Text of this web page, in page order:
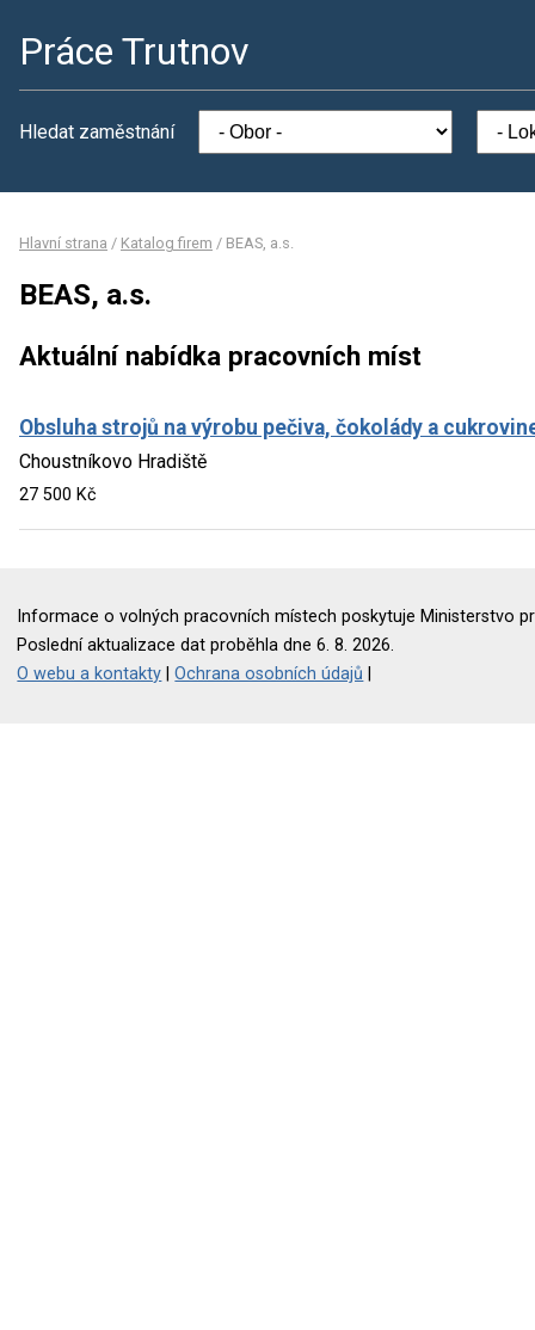
Práce Trutnov
Hledat zaměstnání
Hlavní strana / Katalog firem / BEAS, a.s.
BEAS, a.s.
Aktuální nabídka pracovních míst
Obsluha strojů na výrobu pečiva, čokolády a
Choustníkovo Hradiště
27 500 Kč
Informace o volných pracovních místech poskytuje Ministerstvo
Poslední aktualizace dat proběhla dne 6. 8. 2026.
O webu a kontakty |Ochrana osobních údajů